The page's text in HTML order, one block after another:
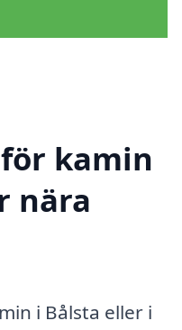
kamin
nära
i Bålsta eller i